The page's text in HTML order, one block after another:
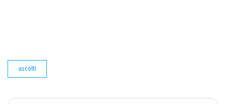
ascolti